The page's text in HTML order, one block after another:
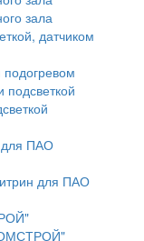
зала
датчиком
подогревом
подсветкой
для ПАО
для ПАО